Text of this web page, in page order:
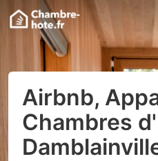
Airbnb,
Chambres